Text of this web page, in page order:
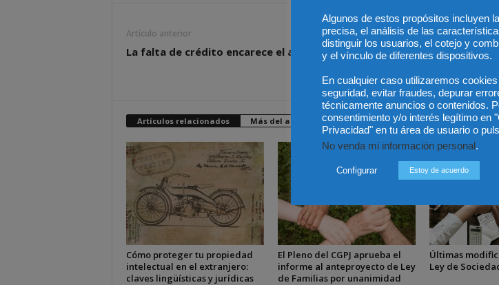
Artículo anterior
La falta de crédito encarece el alquiler
A vueltas con el ICIO
Artículos relacionados Más del autor
Cómo proteger tu propiedad
intelectual en el extranjero:
claves lingüísticas y jurídicas
El Pleno del CGPJ aprueba el
informe al anteproyecto de Ley
de Familias por unanimidad
Últimas
Ley de
Algunos de estos propósitos incluyen
precisa, el análisis de las
distinguir los usuarios, el cotejo y
y el vínculo de diferentes dispositivos.
En cualquier caso utilizaremos
seguridad, evitar fraudes, depurar
técnicamente anuncios o contenidos.
consentimiento y/o interés legítimo en
Privacidad" en tu área de usuario o
No venda mi información personal.
Configurar Estoy de acuerdo